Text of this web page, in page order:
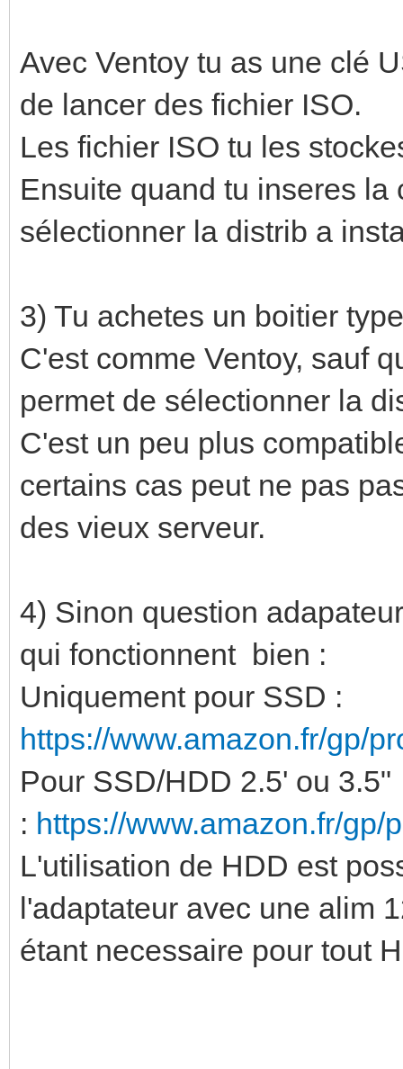
Avec Ventoy tu as une clé
de lancer des fichier ISO.
Les fichier ISO tu les
Ensuite quand tu inseres
sélectionner la distrib a
3) Tu achetes un boitier
C'est comme Ventoy, sauf
permet de sélectionner la
C'est un peu plus
certains cas peut ne pas
des vieux serveur.
4) Sinon question
qui fonctionnent bien :
Uniquement pour SSD :
https://www.amazon.fr/gp/
Pour SSD/HDD 2.5' ou 3.5"
: https://www.amazon.fr/
L'utilisation de HDD est
l'adaptateur avec une alim
étant necessaire pour tout